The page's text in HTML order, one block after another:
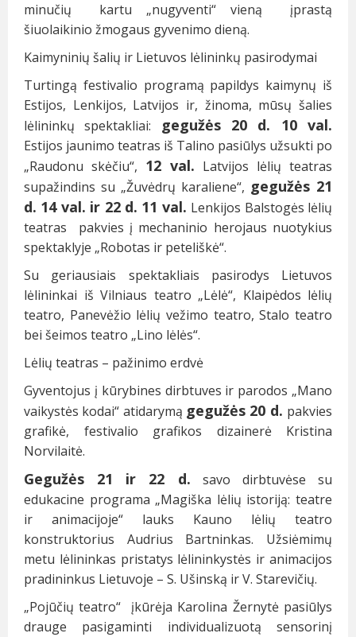
minučių kartu „nugyventi“ vieną įprastą
šiuolaikinio žmogaus gyvenimo dieną.
Kaimyninių šalių ir Lietuvos lėlininkų pasirodymai
Turtingą festivalio programą papildys kaimynų iš
Estijos, Lenkijos, Latvijos ir, žinoma, mūsų šalies
lėlininkų spektakliai:
gegužės 20 d. 10 val.
Estijos jaunimo teatras iš Talino pasiūlys užsukti po
„Raudonu skėčiu“, 12 val. Latvijos lėlių teatras
supažindins su „Žuvėdrų karaliene“, gegužės 21
d. 14 val. ir 22 d. 11 val. Lenkijos Balstogės lėlių
teatras pakvies į mechaninio herojaus nuotykius
spektaklyje „Robotas ir peteliškė“.
Su geriausiais spektakliais pasirodys Lietuvos
lėlininkai iš Vilniaus teatro „Lėlė“, Klaipėdos lėlių
teatro, Panevėžio lėlių vežimo teatro, Stalo teatro
bei šeimos teatro „Lino lėlės“.
Lėlių teatras – pažinimo erdvė
Gyventojus į kūrybines dirbtuves ir parodos „Mano
vaikystės kodai“ atidarymą gegužės 20 d. pakvies
grafikė, festivalio grafikos dizainerė Kristina
Norvilaitė.
Gegužės 21 ir 22 d. savo dirbtuvėse su
edukacine programa „Magiška lėlių istoriją: teatre
ir animacijoje“ lauks Kauno lėlių teatro
konstruktorius Audrius Bartninkas. Užsiėmimų
metu lėlininkas pristatys lėlininkystės ir animacijos
pradininkus Lietuvoje – S. Ušinską ir V. Starevičių.
„Pojūčių teatro“ įkūrėja Karolina Žernytė pasiūlys
drauge pasigaminti individualizuotą sensorinį